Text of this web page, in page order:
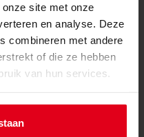
site met onze
en analyse. Deze
combineren met andere
of die ze hebben
van hun services.